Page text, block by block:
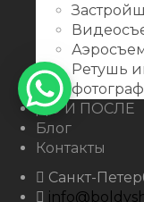
Ретушь
ДО И ПОСЛЕ
Блог
Контакты
Санкт-